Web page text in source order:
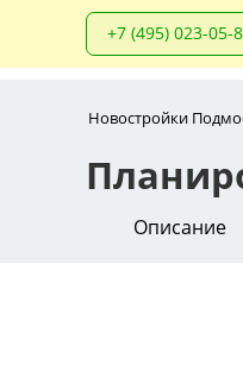
+7 (495) 023-05-
Новостройки
Описание